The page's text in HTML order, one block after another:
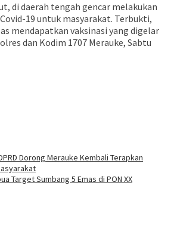
di daerah tengah gencar melakukan
19 untuk masyarakat. Terbukti,
mendapatkan vaksinasi yang digelar
dan Kodim 1707 Merauke, Sabtu
Dorong Merauke Kembali Terapkan
Target Sumbang 5 Emas di PON XX